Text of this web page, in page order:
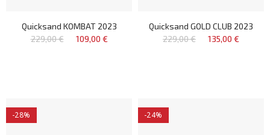
Quicksand KOMBAT 2023
229,00 €
109,00 €
Quicksand GOLD CLUB 2023
229,00 €
135,00 €
-28% -24%